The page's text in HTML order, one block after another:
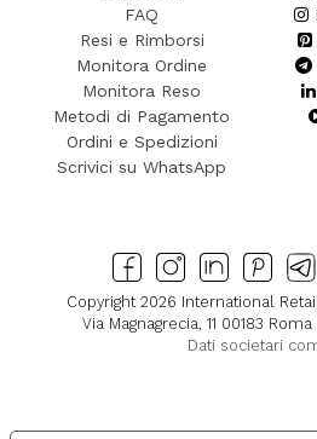
FAQ
Resi e Rimborsi
Monitora Ordine
Monitora Reso
Metodi di Pagamento
Ordini e Spedizioni
Scrivici su WhatsApp
Copyright 2026 International
Via Magnagrecia, 11 00183 Roma
Dati societari